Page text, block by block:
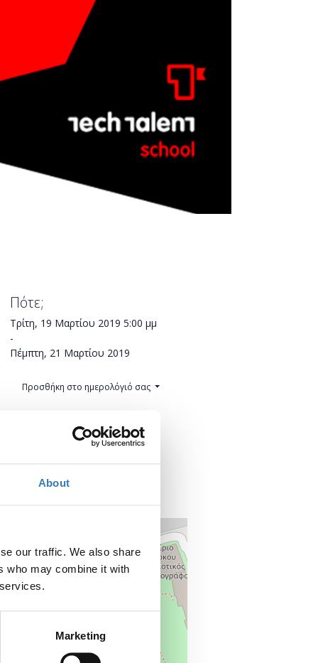
About
our traffic. We also share
who may combine it with
Marketing
Πότε;
Τρίτη, 19 Μαρτίου 2019 5:00 μμ
-
Πέμπτη, 21 Μαρτίου 2019
Προσθήκη στο ημερολόγιό σας
Μύλος Ματσόπουλου
Κλεινού 10
421 00 Τρίκαλα